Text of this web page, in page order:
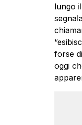
lungo
forse
oggi